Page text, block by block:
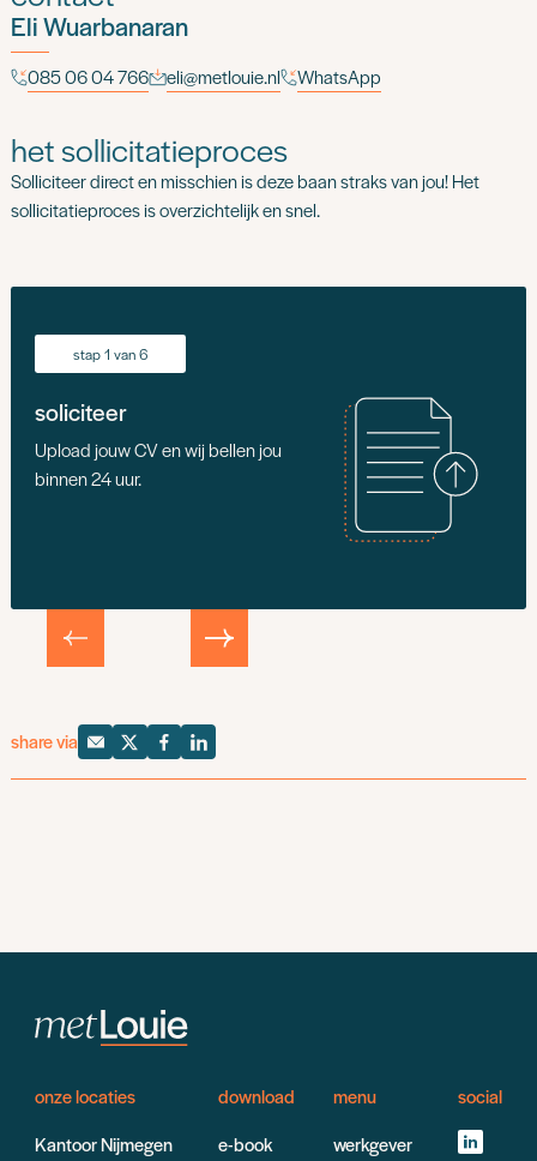
Eli Wuarbanaran
085 06 04 766 eli@metlouie.nl WhatsApp
het sollicitatieproces
Solliciteer direct en misschien is deze baan straks van jou! Het
sollicitatieproces is overzichtelijk en snel.
stap 1 van 6
soliciteer
Upload jouw CV en wij bellen jou
binnen 24 uur.
share via
onze locaties
Kantoor Nijmegen
download
e-book
menu
werkgever
social